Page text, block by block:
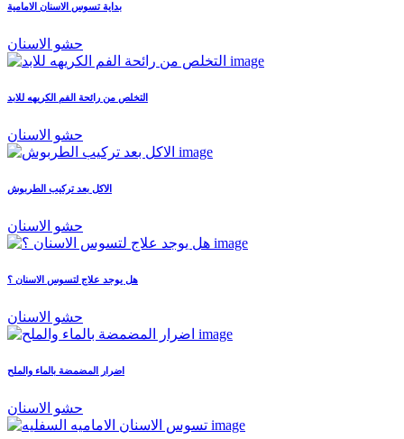
بداية تسوس الاسنان الامامية
حشو الاسنان
التخلص من رائحة الفم الكريهه للابد
حشو الاسنان
الاكل بعد تركيب الطربوش
حشو الاسنان
هل يوجد علاج لتسوس الاسنان ؟
حشو الاسنان
اضرار المضمضة بالماء والملح
حشو الاسنان